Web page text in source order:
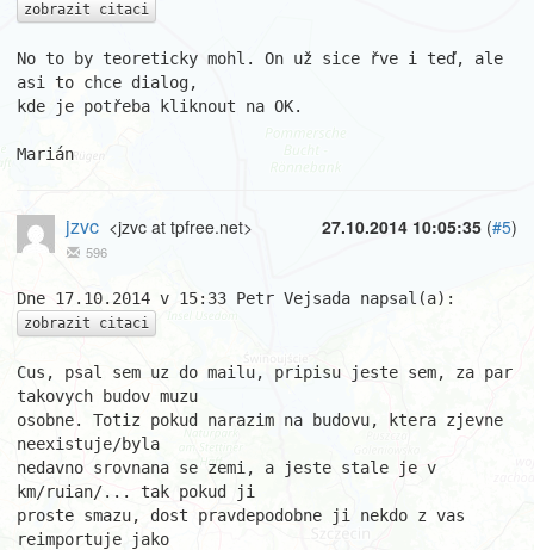
zobrazit citaci
No to by teoreticky mohl. On už sice řve i teď, ale
asi to chce dialog,
kde je potřeba kliknout na OK.
Marián
27.10.2014 10:05:35 (#5)
jzvc <jzvc at tpfree.net>
596
zobrazit citaci
Cus, psal sem uz do mailu, pripisu jeste sem, za par
takovych budov muzu
osobne. Totiz pokud narazim na budovu, ktera zjevne
neexistuje/byla
nedavno srovnana se zemi, a jeste stale je v
km/ruian/... tak pokud ji
proste smazu, dost pravdepodobne ji nekdo z vas
reimportuje jako